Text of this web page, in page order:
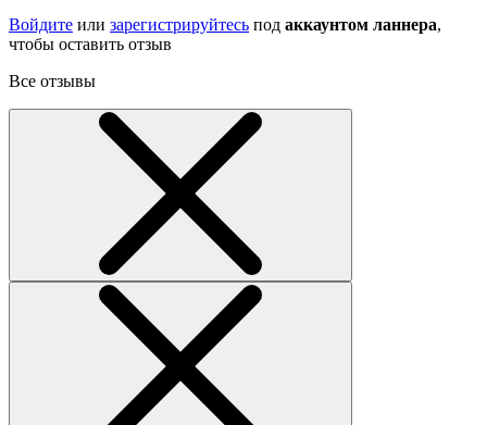
Войдите или зарегистрируйтесь под аккаунтом ланнера,
чтобы оставить отзыв
Все отзывы